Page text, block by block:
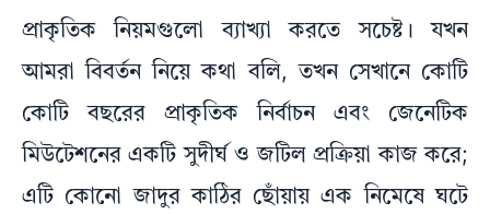
প্রাকৃতিক নিয়মগুলো ব্যাখ্যা করতে সচেষ্ট। যখন
আমরা বিবর্তন নিয়ে কথা বলি, তখন সেখানে কোটি
কোটি বছরের প্রাকৃতিক নির্বাচন এবং জেনেটিক
মিউটেশনের একটি সুদীর্ঘ ও জটিল প্রক্রিয়া কাজ করে;
এটি কোনো জাদুর কাঠির ছোঁয়ায় এক নিমেষে ঘটে